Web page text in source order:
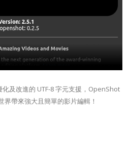
及改進的 UTF-8 字元支援，OpenShot
界帶來強大且簡單的影片編輯！